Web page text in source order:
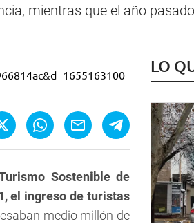
mientras que el año
Sostenible de
el ingreso de turistas
medio millón de
LO